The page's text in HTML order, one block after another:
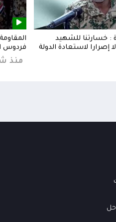
: خسارتنا للشهيد
إصرارا لاستعادة الدولة
فردوس
منذ